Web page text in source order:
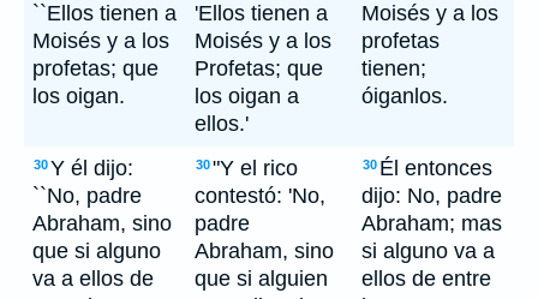
``Ellos tienen a
Moisés y a los
profetas; que
los oigan.
'Ellos tienen a
Moisés y a los
Profetas; que
los oigan a
ellos.'
Moisés y a los
profetas
tienen;
óiganlos.
30Y él dijo:
``No, padre
Abraham, sino
que si alguno
va a ellos de
30"Y el rico
contestó: 'No,
padre
Abraham, sino
que si alguien
30 Él entonces
dijo: No, padre
Abraham; mas
si alguno va a
ellos de entre